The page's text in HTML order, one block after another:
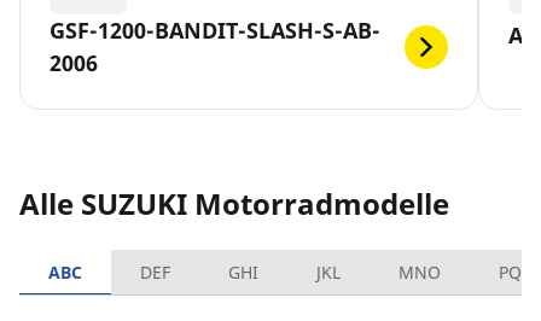
GSF-1200-BANDIT-SLASH-S-AB-
2006
Alle SUZUKI Motorradmodelle
ABC DEF GHI JKL MNO PQRS